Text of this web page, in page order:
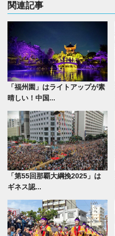
関連記事
「福州園」はライトアップが素
晴しい！中国...
「第55回那覇大綱挽2025」は
ギネス認...